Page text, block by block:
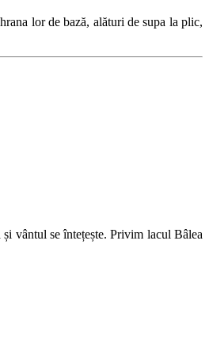
lor de bază, alături de supa la plic,
vântul se întețește. Privim lacul Bâlea